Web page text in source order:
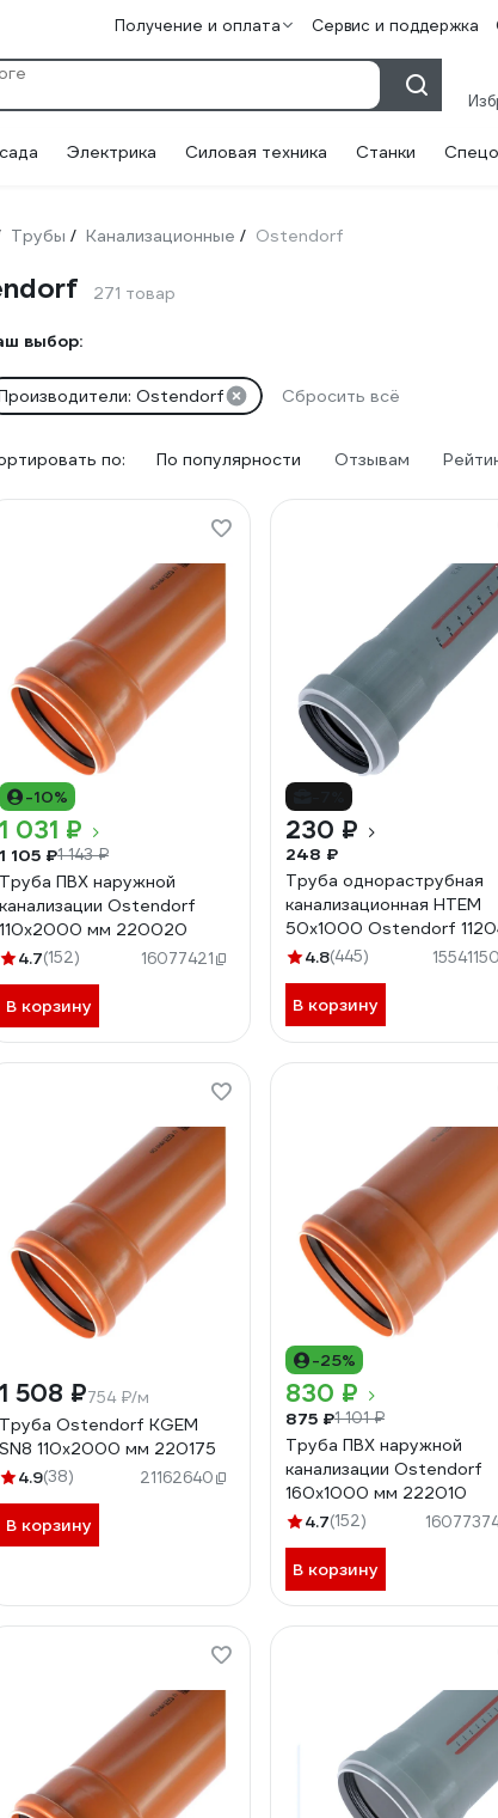
Получение и оплата Сервис и поддержка
Электрика Силовая техника Станки
Трубы / Канализационные / Ostendorf
271 товар
выбор:
Ostendorf Сбросить всё
по: По популярности Отзывам
-10%
1 031 ₽
1 105 ₽1 143 ₽
Труба ПВХ наружной
канализации Ostendorf
110х2000 мм 220020
4.7(152) 16077421
В корзину
230 ₽
248 ₽
Труба однораструбная
канализационная HTEM
50х1000 Ostendorf
4.8(445) 15541150
В корзину
1 508 ₽754 ₽/м
Труба Ostendorf KGEM
SN8 110x2000 мм 220175
4.9(38) 21162640
В корзину
-25%
830 ₽
875 ₽1 101 ₽
Труба ПВХ наружной
канализации Ostendorf
160х1000 мм 222010
4.7(152)
В корзину